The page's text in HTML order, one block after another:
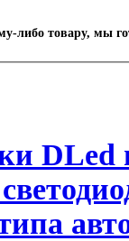
либо товару, мы
DLed